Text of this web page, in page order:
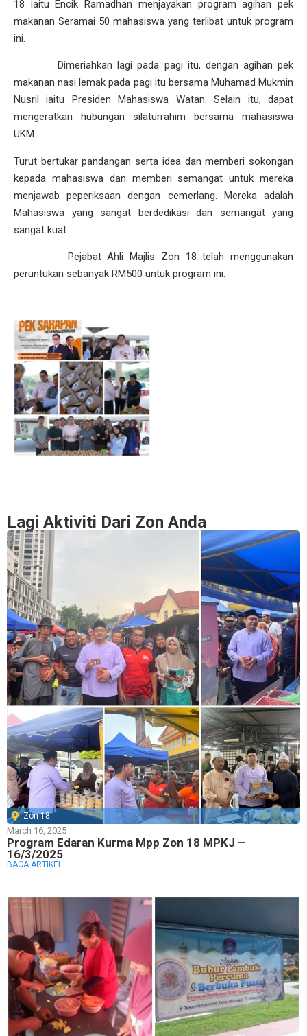
18 iaitu Encik Ramadhan menjayakan program agihan pek
makanan Seramai 50 mahasiswa yang terlibat untuk program
ini.
Dimeriahkan lagi pada pagi itu, dengan agihan pek
makanan nasi lemak pada pagi itu bersama Muhamad Mukmin
Nusril iaitu Presiden Mahasiswa Watan. Selain itu, dapat
mengeratkan hubungan silaturrahim bersama mahasiswa
UKM.
Turut bertukar pandangan serta idea dan memberi sokongan
kepada mahasiswa dan memberi semangat untuk mereka
menjawab peperiksaan dengan cemerlang. Mereka adalah
Mahasiswa yang sangat berdedikasi dan semangat yang
sangat kuat.
Pejabat Ahli Majlis Zon 18 telah menggunakan
peruntukan sebanyak RM500 untuk program ini.
Lagi Aktiviti Dari Zon Anda
Zon 18
March 16, 2025
Program Edaran Kurma Mpp Zon 18 MPKJ –
16/3/2025
BACA ARTIKEL